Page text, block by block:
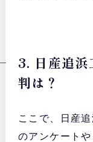
3. 日産追浜
判は？
ここで、日産
のアンケート